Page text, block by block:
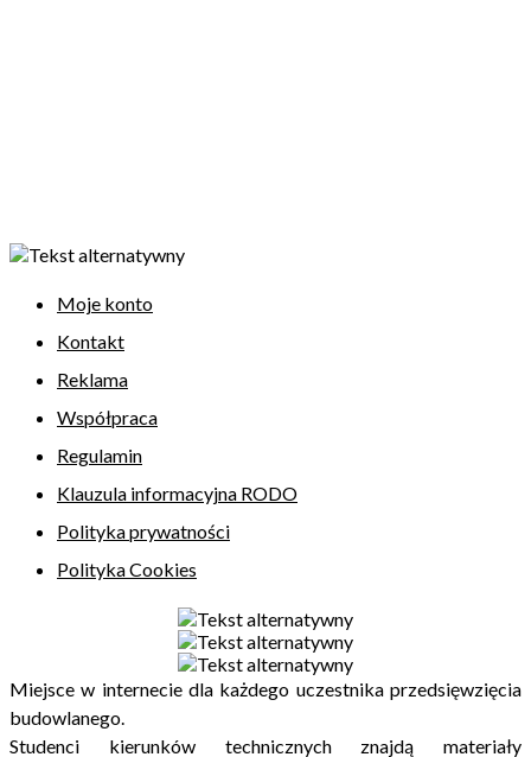
Moje konto
Kontakt
Reklama
Współpraca
Regulamin
Klauzula informacyjna RODO
Polityka prywatności
Polityka Cookies
Miejsce w internecie dla każdego uczestnika przedsięwzięcia
budowlanego.
Studenci kierunków technicznych znajdą materiały